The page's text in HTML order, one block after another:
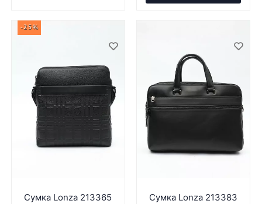
-25%
Сумка Lonza 213365 Сумка Lonza 213383